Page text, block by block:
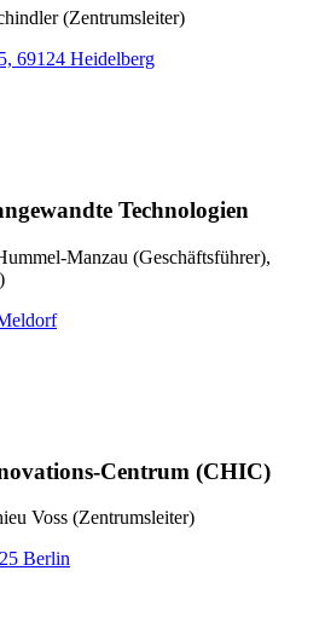
(Zentrumsleiter)
69124 Heidelberg
Technologien
Manzau (Geschäftsführer),
Centrum (CHIC)
Voss (Zentrumsleiter)
Berlin